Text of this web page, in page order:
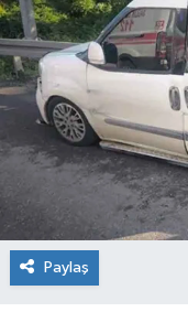
Paylaş
Mizah
Röportaj
Teknoloji